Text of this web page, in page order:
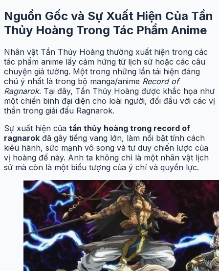
Nguồn Gốc và Sự Xuất Hiện Của Tần
Thủy Hoàng Trong Tác Phẩm Anime
Nhân vật Tần Thủy Hoàng thường xuất hiện trong các
tác phẩm anime lấy cảm hứng từ lịch sử hoặc các câu
chuyện giả tưởng. Một trong những lần tái hiện đáng
chú ý nhất là trong bộ manga/anime Record of
Ragnarok. Tại đây, Tần Thủy Hoàng được khắc họa như
một chiến binh đại diện cho loài người, đối đầu với các vị
thần trong giải đấu Ragnarok.
Sự xuất hiện của tần thủy hoàng trong record of
ragnarok đã gây tiếng vang lớn, làm nổi bật tính cách
kiêu hãnh, sức mạnh vô song và tư duy chiến lược của
vị hoàng đế này. Anh ta không chỉ là một nhân vật lịch
sử mà còn là một biểu tượng của ý chí và quyền lực.